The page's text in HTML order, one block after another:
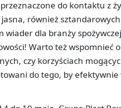
do kontaktu z
również
dla branży
Warto też wspomnieć
czy korzyściach
do tego, by efektywnie